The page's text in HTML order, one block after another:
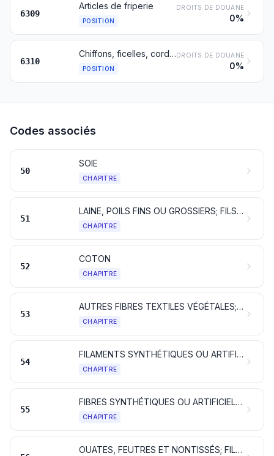
6309
Articles de friperie
POSITION
DROITS DE DOUANE
0%
6310
Chiffons, ficelles, cordes et cordages, en matières textiles, sous forme de déchets ou d'articles hors d'usage
POSITION
DROITS DE DOUANE
0%
Codes associés
50
SOIE
CHAPITRE
51
LAINE, POILS FINS OU GROSSIERS; FILS ET TISSUS DE CRIN
CHAPITRE
52
COTON
CHAPITRE
53
AUTRES FIBRES TEXTILES VÉGÉTALES; FILS DE PAPIER ET TISSUS DE FILS DE PAPIER
CHAPITRE
54
FILAMENTS SYNTHÉTIQUES OU ARTIFICIELS; lames et formes similaires en matières textiles synthétiques ou artificielles
CHAPITRE
55
FIBRES SYNTHÉTIQUES OU ARTIFICIELLES DISCONTINUES
CHAPITRE
OUATES, FEUTRES ET NONTISSÉS; FILS SPÉCIAUX; FICELLES, CORDES ET CORDAGES; ARTICLES DE CORDERIE